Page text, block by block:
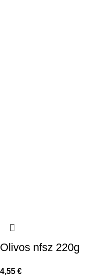
Olivos nfsz 220g
4,55 €